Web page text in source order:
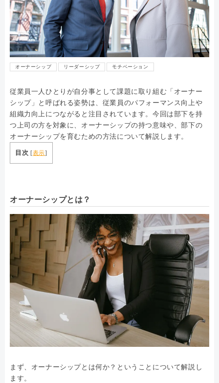
オーナーシップ リーダーシップ モチベーション
従業員一人ひとりが自分事として課題に取り組む「オーナー
シップ」と呼ばれる姿勢は、従業員のパフォーマンス向上や
組織力向上につながると注目されています。今回は部下を持
つ上司の方を対象に、オーナーシップの持つ意味や、部下の
オーナーシップを育むための方法について解説します。
目次 [表示]
オーナーシップとは？
まず、オーナーシップとは何か？ということについて解説し
ます。